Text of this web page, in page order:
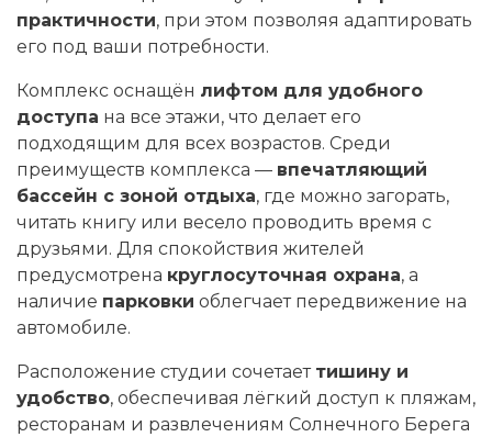
практичности, при этом позволяя адаптировать
его под ваши потребности.
Комплекс оснащён лифтом для удобного
доступа на все этажи, что делает его
подходящим для всех возрастов. Среди
преимуществ комплекса — впечатляющий
бассейн с зоной отдыха, где можно загорать,
читать книгу или весело проводить время с
друзьями. Для спокойствия жителей
предусмотрена круглосуточная охрана, а
наличие парковки облегчает передвижение на
автомобиле.
Расположение студии сочетает тишину и
удобство, обеспечивая лёгкий доступ к пляжам,
ресторанам и развлечениям Солнечного Берега